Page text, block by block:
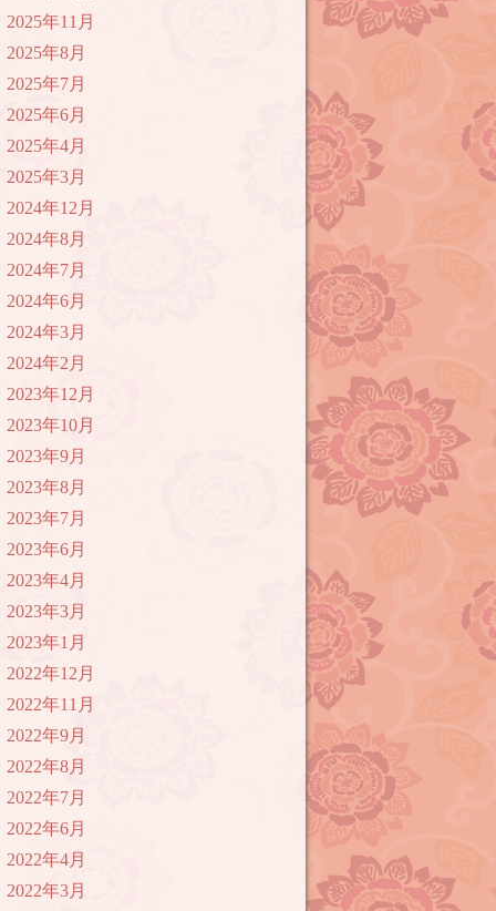
2025年11月
2025年8月
2025年7月
2025年6月
2025年4月
2025年3月
2024年12月
2024年8月
2024年7月
2024年6月
2024年3月
2024年2月
2023年12月
2023年10月
2023年9月
2023年8月
2023年7月
2023年6月
2023年4月
2023年3月
2023年1月
2022年12月
2022年11月
2022年9月
2022年8月
2022年7月
2022年6月
2022年4月
2022年3月